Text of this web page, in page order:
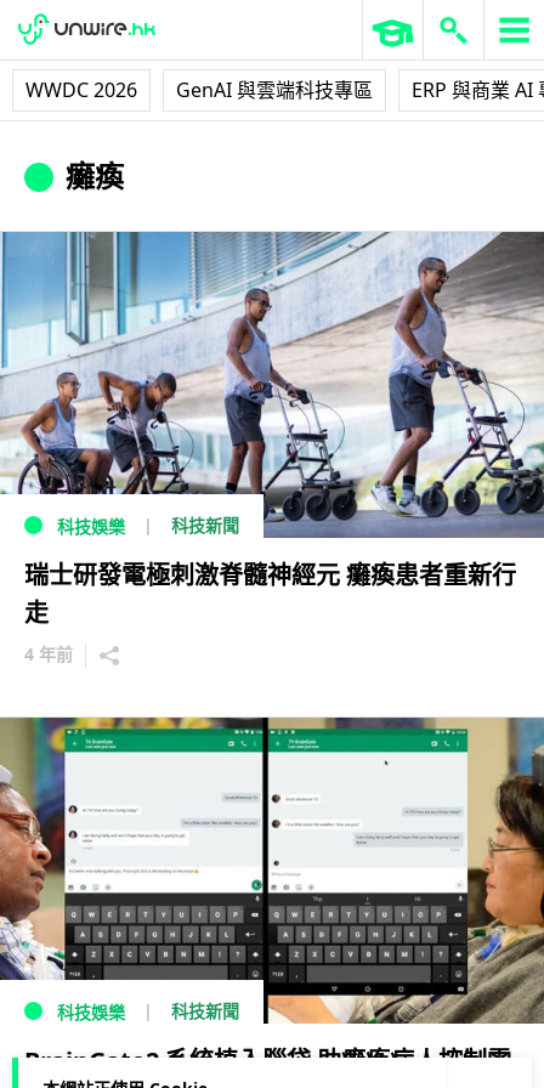
WWDC 2026 GenAI 與雲端科技專區 ERP 與商業 AI
癱瘓
科技娛樂 科技新聞
瑞士研發電極刺激脊髓神經元 癱瘓患者重新行
走
4 年前
科技娛樂 科技新聞
BrainGate2 系統植入腦袋 助癱瘓病人控制電